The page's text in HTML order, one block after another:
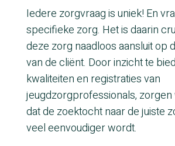
Iedere zorgvraag is uniek! En
specifieke zorg. Het is daarin
deze zorg naadloos aansluit op
van de cliënt. Door inzicht te
kwaliteiten en registraties van
jeugdzorgprofessionals,
dat de zoektocht naar de juiste
veel eenvoudiger wordt.